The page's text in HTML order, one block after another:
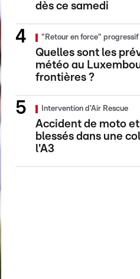
dès ce samedi
"Retour en force"
Quelles sont les
météo au
frontières ?
Intervention d'Air Rescue
Accident de moto
blessés dans une
l'A3